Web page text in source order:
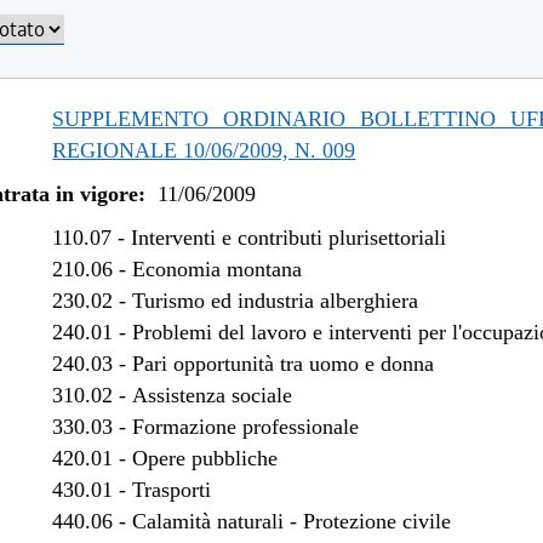
al 06/11/2019
al 30/04/2019
al 31/12/2018
al 11/04/2018
2016 al 31/12/2016
al 31/12/2015
al 10/08/2015
2015 al 29/05/2015
2014 al 28/02/2015
2013 al 07/08/2014
2013 al 13/08/2013
2012 al 31/12/2012
2013 al 28/12/2012
2012 al 31/12/2012
2012 al 17/10/2012
2012 al 27/07/2012
SUPPLEMENTO ORDINARIO BOLLETTINO
REGIONALE 10/06/2009, N. 009
in vigore: 11/06/2009
110.07 -Interventi e contributi plurisettoriali
210.06 -Economia montana
230.02 -Turismo ed industria alberghiera
240.01 -Problemi del lavoro e interventi per
240.03 -Pari opportunità tra uomo e donna
310.02 -Assistenza sociale
330.03 -Formazione professionale
420.01 -Opere pubbliche
430.01 -Trasporti
440.06 -Calamità naturali - Protezione civile